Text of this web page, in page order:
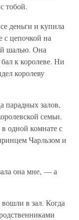
тобой.
деньги и купила
с цепочкой на
шалью. Она
бал к королеве. Ни
королеву
парадных залов,
семьи.
одной комнате с
Чарльзом и
она мне, — а
в зал. Когда